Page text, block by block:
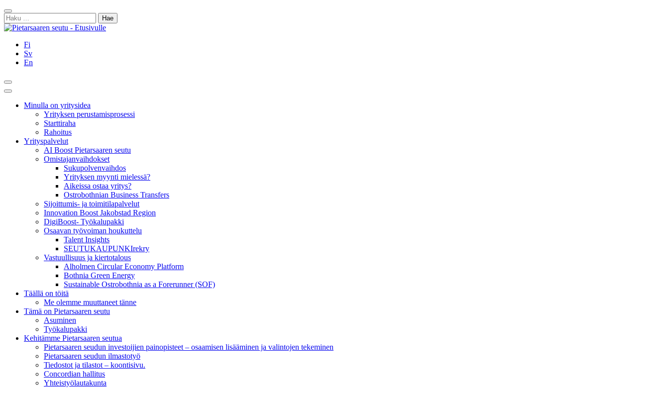
Siirry
sisältöön
Sulje
Haku:
Fi
Sv
En
Hae
Päävalikko
Minulla on yritysidea
Yrityksen perustamisprosessi
Starttiraha
Rahoitus
Yrityspalvelut
AI Boost Pietarsaaren seutu
Omistajanvaihdokset
Sukupolvenvaihdos
Yrityksen myynti mielessä?
Aikeissa ostaa yritys?
Ostrobothnian Business Transfers
Sijoittumis- ja toimitilapalvelut
Innovation Boost Jakobstad Region
DigiBoost- Työkalupakki
Osaavan työvoiman houkuttelu
Talent Insights
SEUTUKAUPUNKIrekry
Vastuullisuus ja kiertotalous
Alholmen Circular Economy Platform
Bothnia Green Energy
Sustainable Ostrobothnia as a Forerunner (SOF)
Täällä on töitä
Me olemme muuttaneet tänne
Tämä on Pietarsaaren seutu
Asuminen
Työkalupakki
Kehitämme Pietarsaaren seutua
Pietarsaaren seudun investoijien painopisteet – osaamisen lisääminen ja valintojen tekeminen
Pietarsaaren seudun ilmastotyö
Tiedostot ja tilastot – koontisivu.
Concordian hallitus
Yhteistyölautakunta